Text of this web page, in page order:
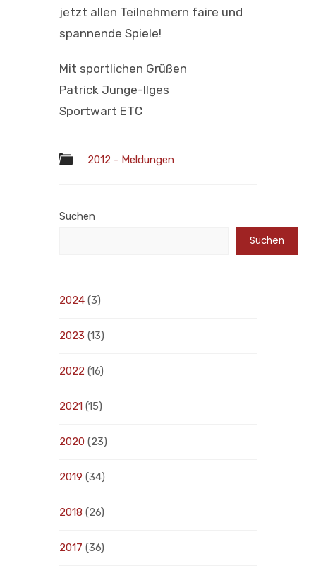
jetzt allen Teilnehmern faire und
spannende Spiele!
Mit sportlichen Grüßen
Patrick Junge-Ilges
Sportwart ETC
2012 - Meldungen
Suchen
Suchen
2024 (3)
2023 (13)
2022 (16)
2021 (15)
2020 (23)
2019 (34)
2018 (26)
2017 (36)